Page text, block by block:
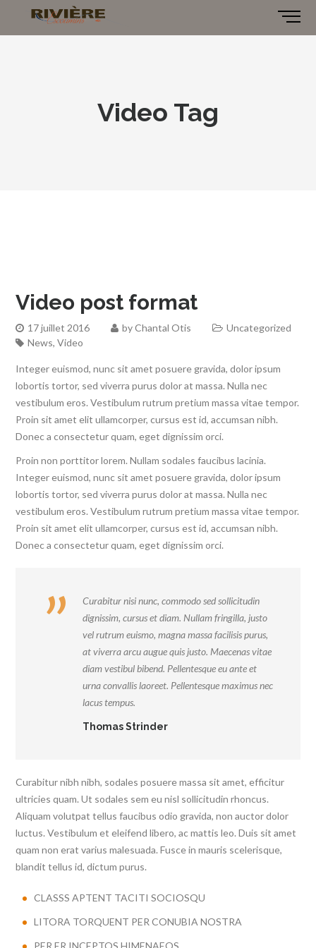
Video Tag
Video post format
17 juillet 2016 byChantal Otis
Uncategorized
News,Video
Integer euismod, nunc sit amet posuere gravida, dolor ipsum
lobortis tortor, sed viverra purus dolor at massa. Nulla nec
vestibulum eros. Vestibulum rutrum pretium massa vitae tempor.
Proin sit amet elit ullamcorper, cursus est id, accumsan nibh.
Donec a consectetur quam, eget dignissim orci.
Proin non porttitor lorem. Nullam sodales faucibus lacinia.
Integer euismod, nunc sit amet posuere gravida, dolor ipsum
lobortis tortor, sed viverra purus dolor at massa. Nulla nec
vestibulum eros. Vestibulum rutrum pretium massa vitae tempor.
Proin sit amet elit ullamcorper, cursus est id, accumsan nibh.
Donec a consectetur quam, eget dignissim orci.
Curabitur nisi nunc, commodo sed sollicitudin
dignissim, cursus et diam. Nullam fringilla, justo
vel rutrum euismo, magna massa facilisis purus,
at viverra arcu augue quis justo. Maecenas vitae
diam vestibul bibend. Pellentesque eu ante et
urna convallis laoreet. Pellentesque maximus nec
lacus tempus.
Thomas Strinder
Curabitur nibh nibh, sodales posuere massa sit amet, efficitur
ultricies quam. Ut sodales sem eu nisl sollicitudin rhoncus.
Aliquam volutpat tellus faucibus odio gravida, non auctor dolor
luctus. Vestibulum et eleifend libero, ac mattis leo. Duis sit amet
quam non erat varius malesuada. Fusce in mauris scelerisque,
blandit tellus id, dictum purus.
CLASSS APTENT TACITI SOCIOSQU
LITORA TORQUENT PER CONUBIA NOSTRA
PER ER INCEPTOS HIMENAEOS